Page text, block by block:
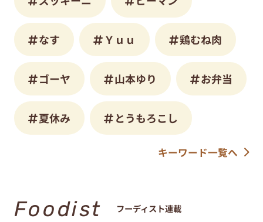
なす Ｙｕｕ 鶏むね肉
ゴーヤ 山本ゆり お弁当
夏休み とうもろこし
キーワード一覧へ
Foodist フーディスト連載